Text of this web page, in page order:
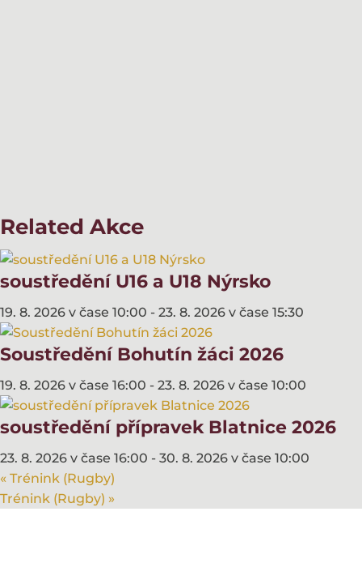
Related Akce
soustředění U16 a U18 Nýrsko
19. 8. 2026 v čase 10:00 - 23. 8. 2026 v čase 15:30
Soustředění Bohutín žáci 2026
19. 8. 2026 v čase 16:00 - 23. 8. 2026 v čase 10:00
soustředění přípravek Blatnice 2026
23. 8. 2026 v čase 16:00 - 30. 8. 2026 v čase 10:00
« Trénink (Rugby)
Trénink (Rugby) »